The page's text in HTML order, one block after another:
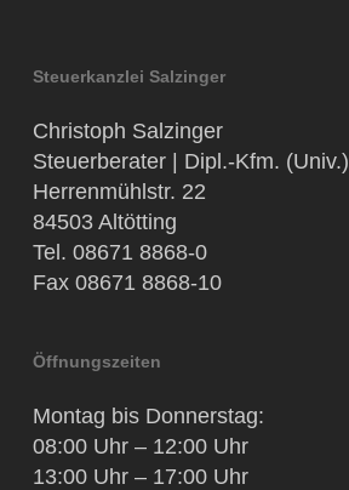
Steuerkanzlei Salzinger
Christoph Salzinger
Steuerberater | Dipl.-Kfm. (Univ.)
Herrenmühlstr. 22
84503 Altötting
Tel. 08671 8868-0
Fax 08671 8868-10
Öffnungszeiten
Montag bis Donnerstag:
08:00 Uhr – 12:00 Uhr
13:00 Uhr – 17:00 Uhr